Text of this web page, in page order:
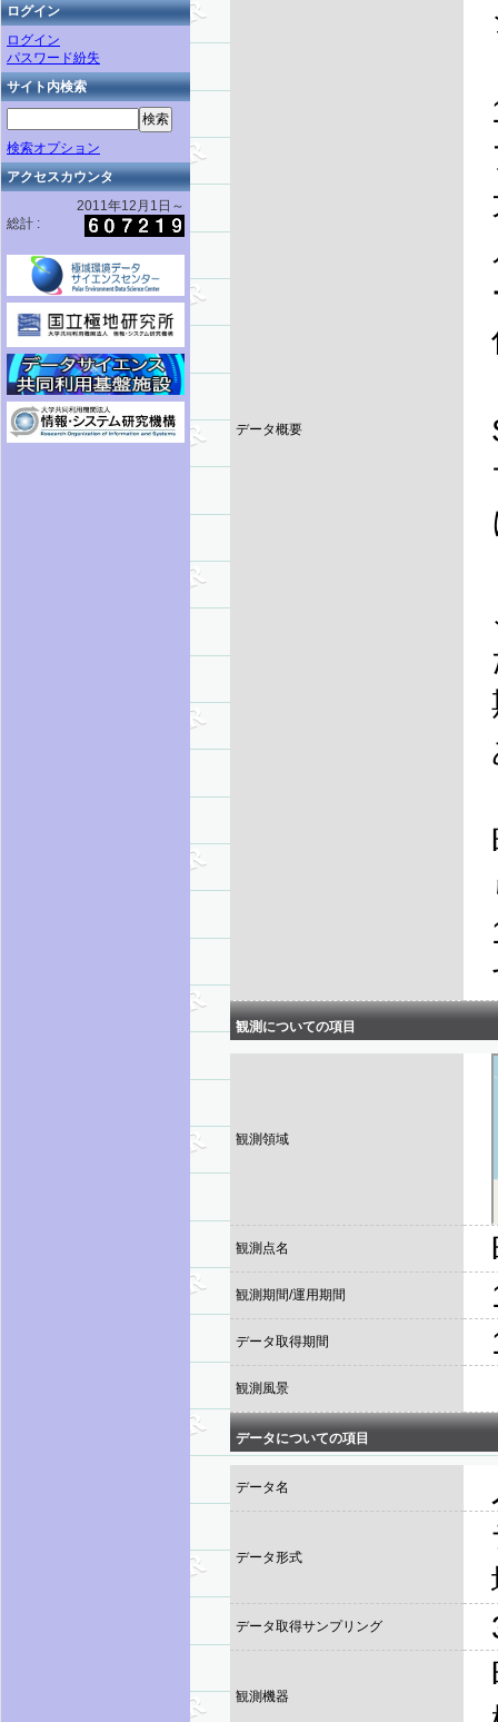
ログイン
ログイン
パスワード紛失
サイト内検索
検索オプション
アクセスカウンタ
2011年12月1日～
総計 :
データ概要
観測についての項目
観測領域
観測点名
観測期間/運用期間
データ取得期間
観測風景
データについての項目
データ名
データ形式
データ取得サンプリング
観測機器